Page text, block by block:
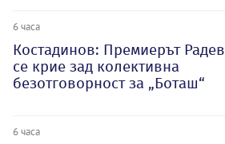
6 часа
Костадинов: Премиерът Радев
се крие зад колективна
безотговорност за „Боташ“
6 часа